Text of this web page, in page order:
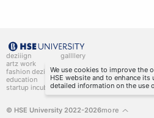
deziiign
artz work
fashion deziiign
education
startup incubator
gallllery
kiiids.art
© HSE University 2022-2026more
We use cookies to improve the
HSE website and to enhance its
detailed information on the use